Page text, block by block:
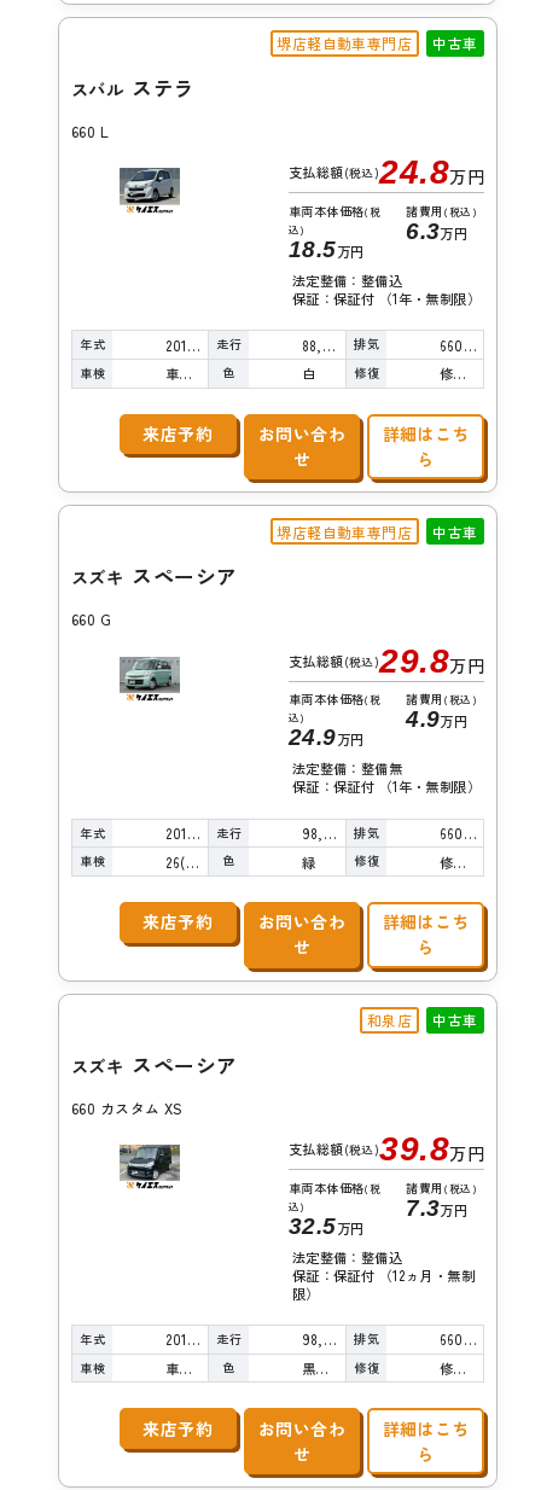
堺店軽自動車専門店 中古車
スバル ステラ
660 L
支払総額(税込)24.8万円
車両本体価格(税
込)
18.5万円
諸費用 (税込)
6.3万円
法定整備：整備込
保証：保証付 （1年・無制限）
年式 2013年 走行 88,000km 排気 660cc
車検 車検整備付 色 白 修復 修復歴無し
来店予約
お問い合わ
せ
詳細はこち
ら
堺店軽自動車専門店 中古車
スズキ スペーシア
660 G
支払総額(税込)29.8万円
車両本体価格(税
込)
24.9万円
諸費用 (税込)
4.9万円
法定整備：整備無
保証：保証付 （1年・無制限）
年式 2014年 走行 98,000km 排気 660cc
車検 26(R8)/10 色 緑 修復 修復歴無し
来店予約
お問い合わ
せ
詳細はこち
ら
和泉店 中古車
スズキ スペーシア
660 カスタム XS
支払総額(税込)39.8万円
車両本体価格(税
込)
32.5万円
諸費用 (税込)
7.3万円
法定整備：整備込
保証：保証付 （12ヵ月・無制
限）
年式 2015年 走行 98,000km 排気 660cc
車検 車検整備付 色 黒真珠 修復 修復歴無し
来店予約
お問い合わ
せ
詳細はこち
ら